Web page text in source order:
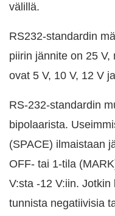
välillä.
RS232-standardin
piirin jännite on 25
ovat 5 V, 10 V, 12 V
RS-232-standardin
bipolaarista.
(SPACE) ilmaistaan
OFF- tai 1-tila
V:sta -12 V:iin.
tunnista negatiivisia